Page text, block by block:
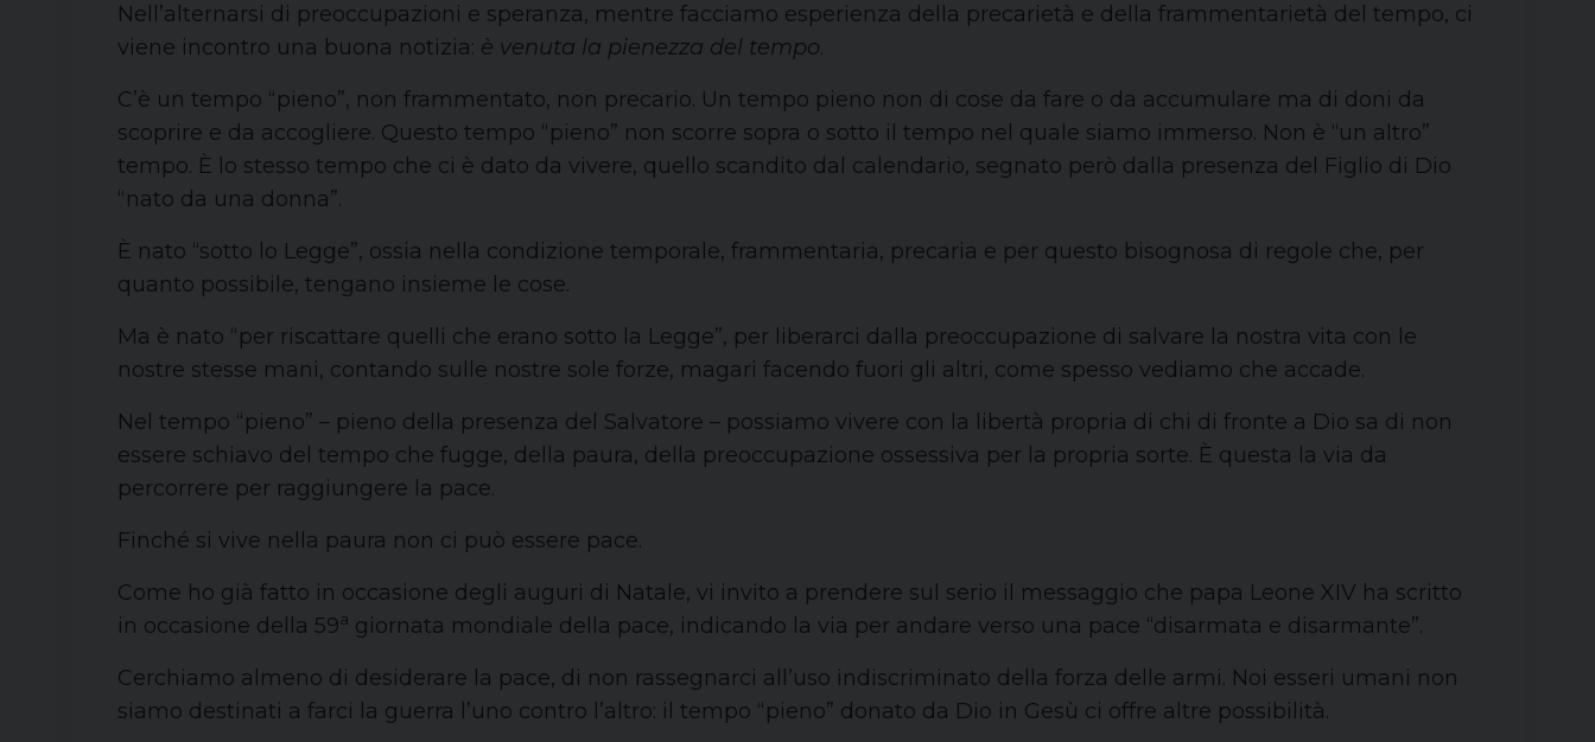
Nell’alternarsi di preoccupazioni e speranza, mentre facciamo esperienza della precarietà e della frammentarietà del tempo, ci
viene incontro una buona notizia: è venuta la pienezza del tempo.
C’è un tempo “pieno”, non frammentato, non precario. Un tempo pieno non di cose da fare o da accumulare ma di doni da
scoprire e da accogliere. Questo tempo “pieno” non scorre sopra o sotto il tempo nel quale siamo immerso. Non è “un altro”
tempo. È lo stesso tempo che ci è dato da vivere, quello scandito dal calendario, segnato però dalla presenza del Figlio di Dio
“nato da una donna”.
È nato “sotto lo Legge”, ossia nella condizione temporale, frammentaria, precaria e per questo bisognosa di regole che, per
quanto possibile, tengano insieme le cose.
Ma è nato “per riscattare quelli che erano sotto la Legge”, per liberarci dalla preoccupazione di salvare la nostra vita con le
nostre stesse mani, contando sulle nostre sole forze, magari facendo fuori gli altri, come spesso vediamo che accade.
Nel tempo “pieno” – pieno della presenza del Salvatore – possiamo vivere con la libertà propria di chi di fronte a Dio sa di non
essere schiavo del tempo che fugge, della paura, della preoccupazione ossessiva per la propria sorte. È questa la via da
percorrere per raggiungere la pace.
Finché si vive nella paura non ci può essere pace.
Come ho già fatto in occasione degli auguri di Natale, vi invito a prendere sul serio il messaggio che papa Leone XIV ha scritto
in occasione della 59a giornata mondiale della pace, indicando la via per andare verso una pace “disarmata e disarmante”.
Cerchiamo almeno di desiderare la pace, di non rassegnarci all’uso indiscriminato della forza delle armi. Noi esseri umani non
siamo destinati a farci la guerra l’uno contro l’altro: il tempo “pieno” donato da Dio in Gesù ci offre altre possibilità.